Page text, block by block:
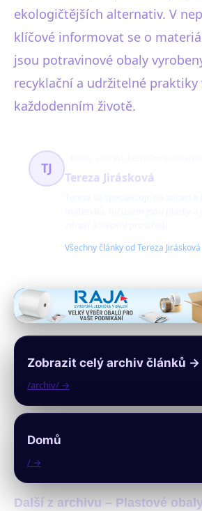
ekologičtějších alternativ. V
klíčové informovat se o
jsou potravinové obaly
recyklační a udržitelné praktiky
každodenním životě.
TJ
Tereza Jirásková
Všechny články od Tereza
Zobrazit celý archiv článků →
/archiv/ →
Domů
/ →
Další z archivu – Plastové